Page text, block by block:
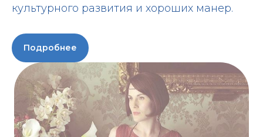
культурного развития и хороших манер.
Подробнее